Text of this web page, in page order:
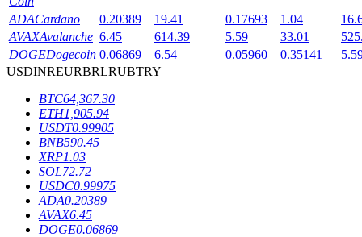
BTR-vergrendelingen
Exclusieve beleggingen voor BTR-houders
ADACardano 0.20389 19.41 0.17693 1.04
AVAXAvalanche 6.45 614.39 5.59 33.01
DOGEDogecoin 0.06869 6.54 0.05960 0.35141
USDINREURBRLRUBTRY
BTC64,367.30
ETH1,905.94
USDT0.99905
BNB590.45
XRP1.03
SOL72.72
USDC0.99975
ADA0.20389
AVAX6.45
DOGE0.06869